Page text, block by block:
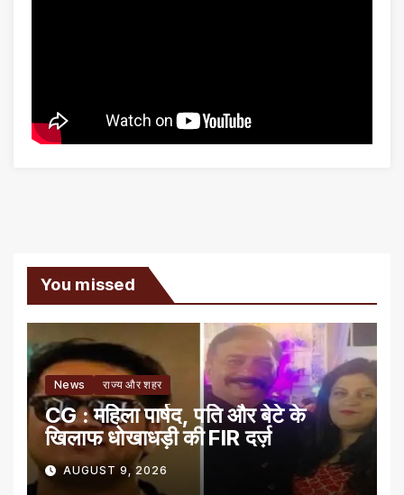
You missed
News राज्य और शहर
CG : महिला पार्षद, पति और बेटे के
खिलाफ धोखाधड़ी की FIR दर्ज़
AUGUST 9, 2026